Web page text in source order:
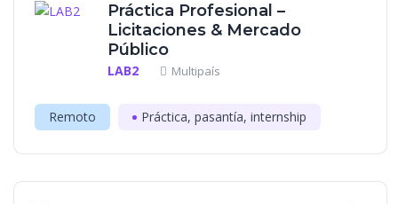
Práctica Profesional –
Licitaciones & Mercado
Público
LAB2 Multipaís
Remoto Práctica, pasantía, internship